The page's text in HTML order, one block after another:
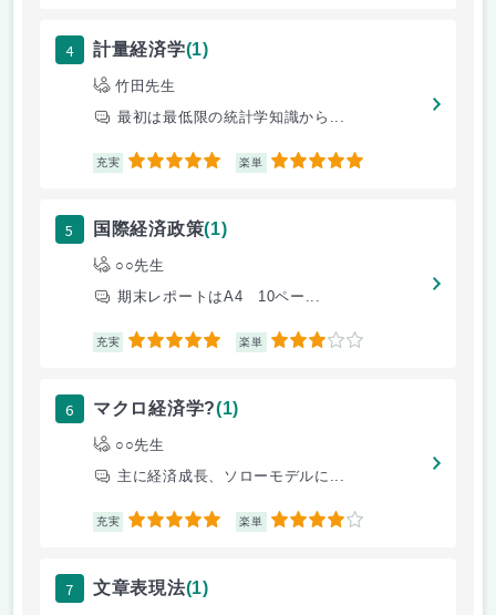
4 計量経済学(1)
竹田先生
最初は最低限の統計学知識から...
充実 5 楽単 5
5 国際経済政策(1)
○○先生
期末レポートはA4 10ペー...
充実 5 楽単 3
6 マクロ経済学?(1)
○○先生
主に経済成長、ソローモデルに...
充実 5 楽単 4
7 文章表現法(1)